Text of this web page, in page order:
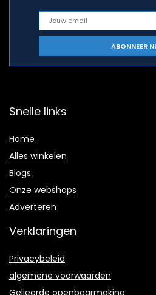
Snelle links
Home
Alles winkelen
Blogs
Onze webshops
Adverteren
Verklaringen
Privacybeleid
algemene voorwaarden